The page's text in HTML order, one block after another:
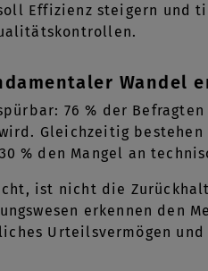
Effizienz steigern und
Wandel
76 % der
Gleichzeitig
% den Mangel an
ist nicht die
erkennen den
Urteilsvermögen